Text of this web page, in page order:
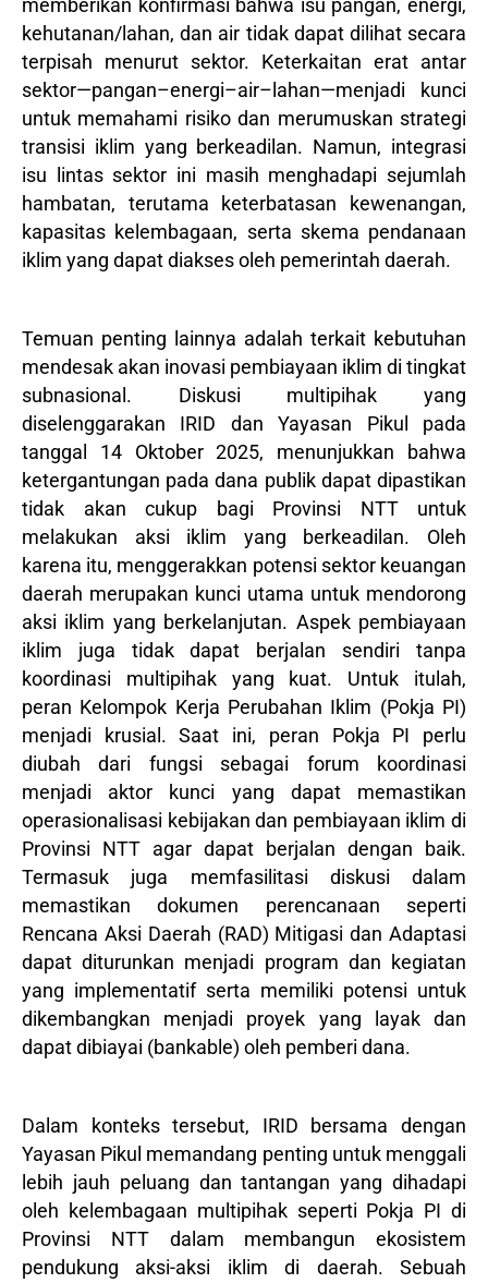
memberikan konfirmasi bahwa isu pangan, energi,
kehutanan/lahan, dan air tidak dapat dilihat secara
terpisah menurut sektor. Keterkaitan erat antar
sektor—pangan–energi–air–lahan—menjadi kunci
untuk memahami risiko dan merumuskan strategi
transisi iklim yang berkeadilan. Namun, integrasi
isu lintas sektor ini masih menghadapi sejumlah
hambatan, terutama keterbatasan kewenangan,
kapasitas kelembagaan, serta skema pendanaan
iklim yang dapat diakses oleh pemerintah daerah.
Temuan penting lainnya adalah terkait kebutuhan
mendesak akan inovasi pembiayaan iklim di tingkat
subnasional. Diskusi multipihak yang
diselenggarakan IRID dan Yayasan Pikul pada
tanggal 14 Oktober 2025, menunjukkan bahwa
ketergantungan pada dana publik dapat dipastikan
tidak akan cukup bagi Provinsi NTT untuk
melakukan aksi iklim yang berkeadilan. Oleh
karena itu, menggerakkan potensi sektor keuangan
daerah merupakan kunci utama untuk mendorong
aksi iklim yang berkelanjutan. Aspek pembiayaan
iklim juga tidak dapat berjalan sendiri tanpa
koordinasi multipihak yang kuat. Untuk itulah,
peran Kelompok Kerja Perubahan Iklim (Pokja PI)
menjadi krusial. Saat ini, peran Pokja PI perlu
diubah dari fungsi sebagai forum koordinasi
menjadi aktor kunci yang dapat memastikan
operasionalisasi kebijakan dan pembiayaan iklim di
Provinsi NTT agar dapat berjalan dengan baik.
Termasuk juga memfasilitasi diskusi dalam
memastikan dokumen perencanaan seperti
Rencana Aksi Daerah (RAD) Mitigasi dan Adaptasi
dapat diturunkan menjadi program dan kegiatan
yang implementatif serta memiliki potensi untuk
dikembangkan menjadi proyek yang layak dan
dapat dibiayai (bankable) oleh pemberi dana.
Dalam konteks tersebut, IRID bersama dengan
Yayasan Pikul memandang penting untuk menggali
lebih jauh peluang dan tantangan yang dihadapi
oleh kelembagaan multipihak seperti Pokja PI di
Provinsi NTT dalam membangun ekosistem
pendukung aksi-aksi iklim di daerah. Sebuah